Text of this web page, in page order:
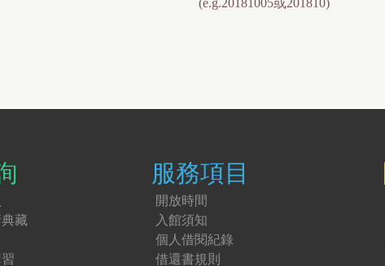
(e.g.20181005或201810)
藏
服務項目
開放時間
入館須知
個人借閱紀錄
借還書規則